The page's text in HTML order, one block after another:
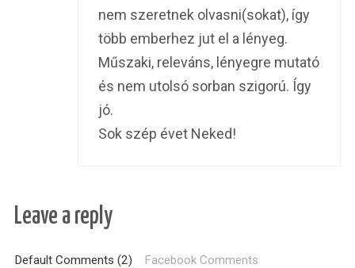
nem szeretnek olvasni(sokat), így
több emberhez jut el a lényeg.
Műszaki, releváns, lényegre mutató
és nem utolsó sorban szigorú. Így
jó.
Sok szép évet Neked!
Leave a reply
Default Comments (2) Facebook Comments